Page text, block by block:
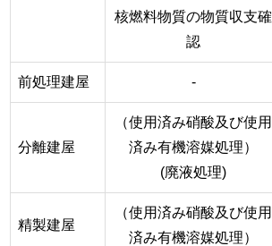
核燃料物質の物質収支確
認
前処理建屋 -
分離建屋
（使用済み硝酸及び使用
済み有機溶媒処理）
(廃液処理)
精製建屋
（使用済み硝酸及び使用
済み有機溶媒処理）